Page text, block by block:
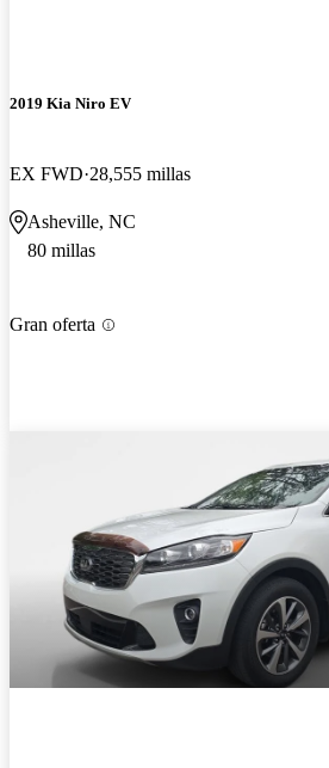
2019 Kia Niro EV
EX FWD 28,555 millas
Asheville, NC
80 millas
Gran oferta